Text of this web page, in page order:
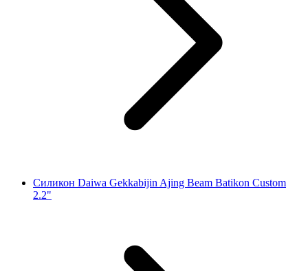
Силикон Daiwa Gekkabijin Ajing Beam Batikon Custom
2.2"